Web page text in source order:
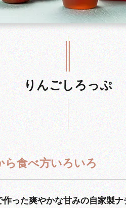
りんごしろっぷ
ら食べ方いろいろ
った爽やかな甘みの自家製